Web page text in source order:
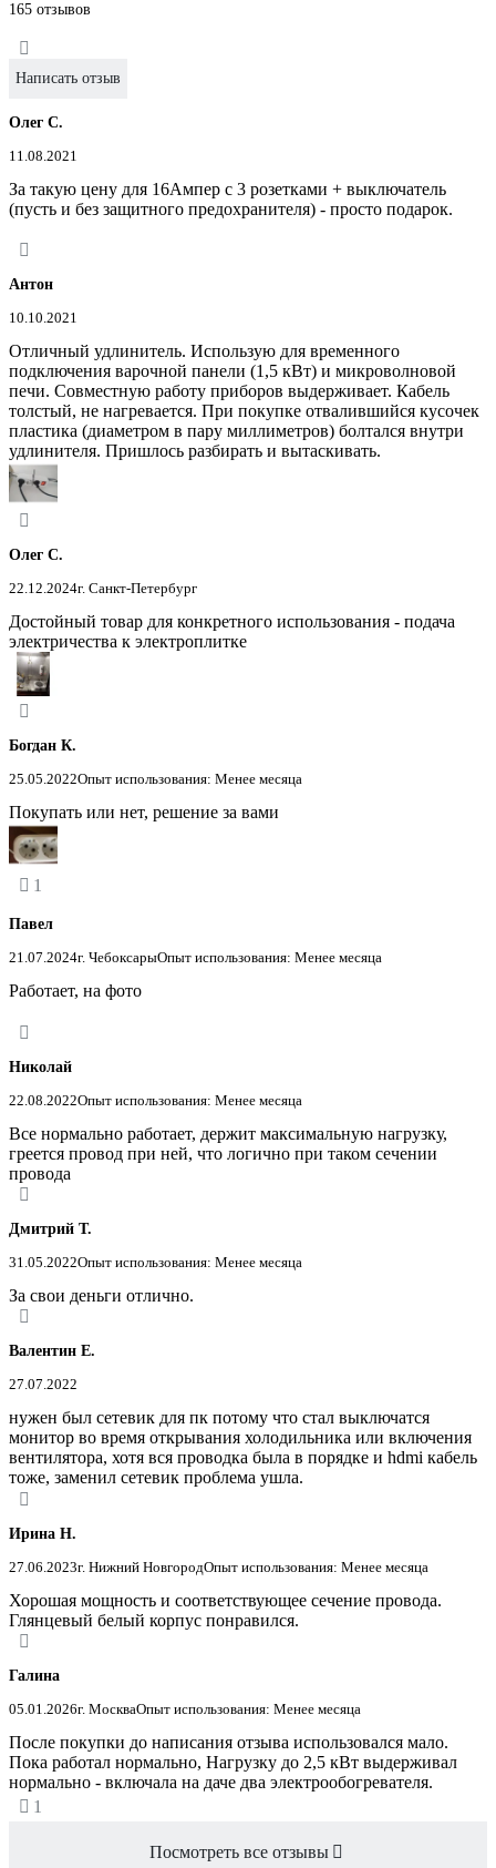
165 отзывов
Написать отзыв
Олег С.
11.08.2021
За такую цену для 16Ампер с 3 розетками + выключатель
(пусть и без защитного предохранителя) - просто подарок.
Антон
10.10.2021
Отличный удлинитель. Использую для временного
подключения варочной панели (1,5 кВт) и микроволновой
печи. Совместную работу приборов выдерживает. Кабель
толстый, не нагревается. При покупке отвалившийся кусочек
пластика (диаметром в пару миллиметров) болтался внутри
удлинителя. Пришлось разбирать и вытаскивать.
Олег С.
22.12.2024г. Санкт-Петербург
Достойный товар для конкретного использования - подача
электричества к электроплитке
Богдан К.
25.05.2022Опыт использования: Менее месяца
Покупать или нет, решение за вами
1
Павел
21.07.2024г. ЧебоксарыОпыт использования: Менее месяца
Работает, на фото
Николай
22.08.2022Опыт использования: Менее месяца
Все нормально работает, держит максимальную нагрузку,
греется провод при ней, что логично при таком сечении
провода
Дмитрий Т.
31.05.2022Опыт использования: Менее месяца
За свои деньги отлично.
Валентин Е.
27.07.2022
нужен был сетевик для пк потому что стал выключатся
монитор во время открывания холодильника или включения
вентилятора, хотя вся проводка была в порядке и hdmi кабель
тоже, заменил сетевик проблема ушла.
Ирина Н.
27.06.2023г. Нижний НовгородОпыт использования: Менее месяца
Хорошая мощность и соответствующее сечение провода.
Глянцевый белый корпус понравился.
Галина
05.01.2026г. МоскваОпыт использования: Менее месяца
После покупки до написания отзыва использовался мало.
Пока работал нормально, Нагрузку до 2,5 кВт выдерживал
нормально - включала на даче два электрообогревателя.
1
Посмотреть все отзывы